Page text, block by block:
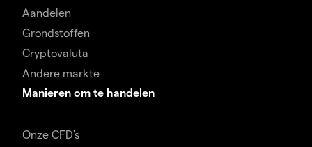
Aandelen
Grondstoffen
Cryptovaluta
Andere markte
Manieren om te handelen
Onze CFD's